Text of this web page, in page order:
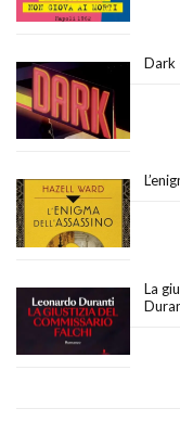
Dark
La